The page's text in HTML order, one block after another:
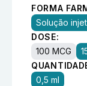
FORMA
Solução
DOSE:
100 MCG
0,5 ml